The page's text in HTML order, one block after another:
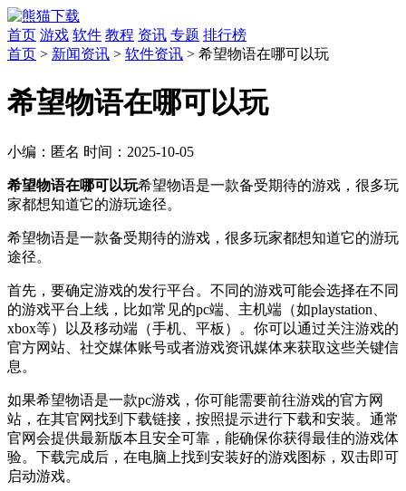
首页 游戏 软件 教程 资讯 专题 排行榜
首页 > 新闻资讯 > 软件资讯 > 希望物语在哪可以玩
希望物语在哪可以玩
小编： 匿名 时间： 2025-10-05
希望物语在哪可以玩希望物语是一款备受期待的游戏，很多玩
家都想知道它的游玩途径。
希望物语是一款备受期待的游戏，很多玩家都想知道它的游玩
途径。
首先，要确定游戏的发行平台。不同的游戏可能会选择在不同
的游戏平台上线，比如常见的pc端、主机端（如playstation、
xbox等）以及移动端（手机、平板）。你可以通过关注游戏的
官方网站、社交媒体账号或者游戏资讯媒体来获取这些关键信
息。
如果希望物语是一款pc游戏，你可能需要前往游戏的官方网
站，在其官网找到下载链接，按照提示进行下载和安装。通常
官网会提供最新版本且安全可靠，能确保你获得最佳的游戏体
验。下载完成后，在电脑上找到安装好的游戏图标，双击即可
启动游戏。